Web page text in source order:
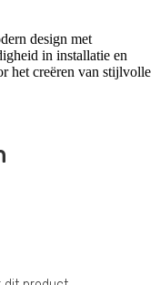
design met
in installatie en
het creëren van stijlvolle